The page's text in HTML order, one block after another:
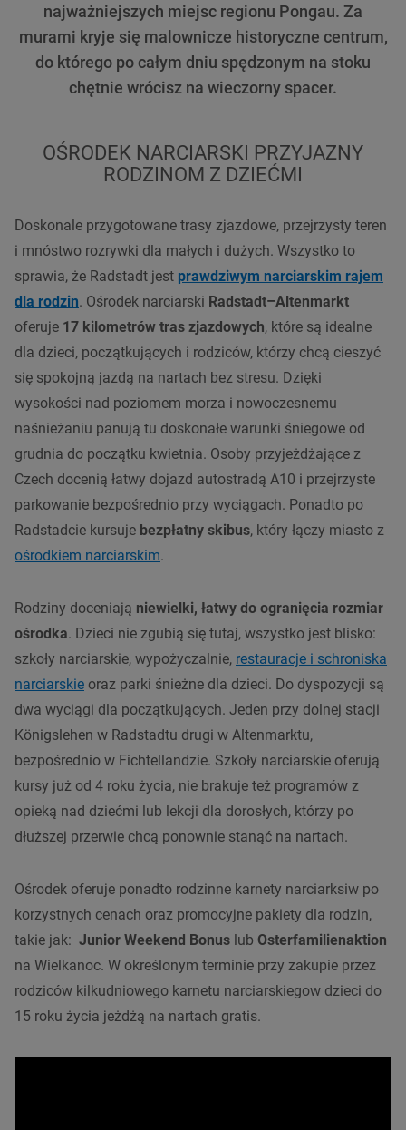
najważniejszych miejsc regionu Pongau. Za
murami kryje się malownicze historyczne centrum,
do którego po całym dniu spędzonym na stoku
chętnie wrócisz na wieczorny spacer.
OŚRODEK NARCIARSKI PRZYJAZNY
RODZINOM Z DZIEĆMI
Doskonale przygotowane trasy zjazdowe, przejrzysty teren
i mnóstwo rozrywki dla małych i dużych. Wszystko to
sprawia, że Radstadt jest prawdziwym narciarskim rajem
dla rodzin. Ośrodek narciarski Radstadt–Altenmarkt
oferuje 17 kilometrów tras zjazdowych, które są idealne
dla dzieci, początkujących i rodziców, którzy chcą cieszyć
się spokojną jazdą na nartach bez stresu. Dzięki
wysokości nad poziomem morza i nowoczesnemu
naśnieżaniu panują tu doskonałe warunki śniegowe od
grudnia do początku kwietnia. Osoby przyjeżdżające z
Czech docenią łatwy dojazd autostradą A10 i przejrzyste
parkowanie bezpośrednio przy wyciągach. Ponadto po
Radstadcie kursuje bezpłatny skibus, który łączy miasto z
ośrodkiem narciarskim.
Rodziny doceniają niewielki, łatwy do ogranięcia rozmiar
ośrodka. Dzieci nie zgubią się tutaj, wszystko jest blisko:
szkoły narciarskie, wypożyczalnie, restauracje i schroniska
narciarskie oraz parki śnieżne dla dzieci. Do dyspozycji są
dwa wyciągi dla początkujących. Jeden przy dolnej stacji
Königslehen w Radstadtu drugi w Altenmarktu,
bezpośrednio w Fichtellandzie. Szkoły narciarskie oferują
kursy już od 4 roku życia, nie brakuje też programów z
opieką nad dziećmi lub lekcji dla dorosłych, którzy po
dłuższej przerwie chcą ponownie stanąć na nartach.
Ośrodek oferuje ponadto rodzinne karnety narciarksiw po
korzystnych cenach oraz promocyjne pakiety dla rodzin,
takie jak: Junior Weekend Bonus lub Osterfamilienaktion
na Wielkanoc. W określonym terminie przy zakupie przez
rodziców kilkudniowego karnetu narciarskiegow dzieci do
15 roku życia jeżdżą na nartach gratis.